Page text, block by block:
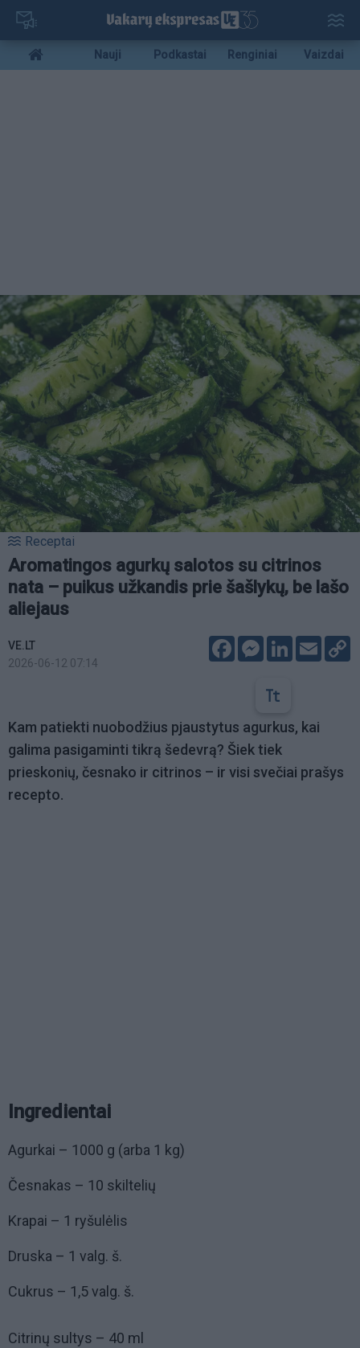
Pereiti
pagrindinį
turinį
Mobile
menu
Nauji Podkastai Renginiai Vaizdai
Receptai
Aromatingos agurkų salotos su citrinos
nata – puikus užkandis prie šašlykų, be lašo
aliejaus
VE.LT
2026-06-12 07:14
FacebookMessenger
LinkedIn
Email
Kam patiekti nuobodžius pjaustytus agurkus, kai
galima pasigaminti tikrą šedevrą? Šiek tiek
prieskonių, česnako ir citrinos – ir visi svečiai prašys
recepto.
Ingredientai
Agurkai – 1000 g (arba 1 kg)
Česnakas – 10 skiltelių
Krapai – 1 ryšulėlis
Druska – 1 valg. š.
Cukrus – 1,5 valg. š.
Citrinų sultys – 40 ml